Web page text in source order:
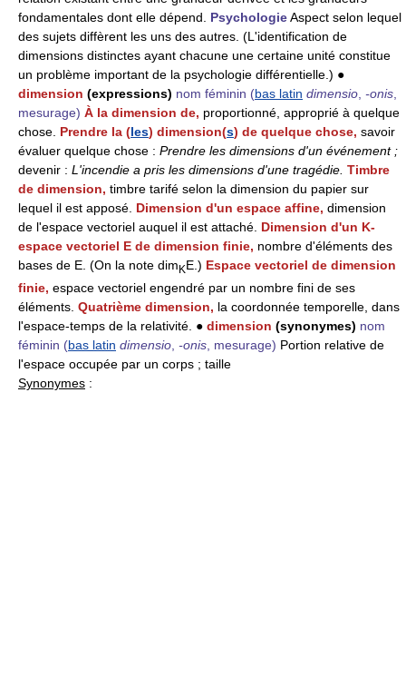
fondamentales dont elle dépend. PsychologieAspect selon lequel
des sujets diffèrent les uns des autres. (L'identification de
dimensions distinctes ayant chacune une certaine unité constitue
un problème important de la psychologie différentielle.) ●
dimension (expressions) nom féminin (bas latin dimensio, -onis,
mesurage) À la dimension de, proportionné, approprié à quelque
chose. Prendre la (les) dimension(s) de quelque chose, savoir
évaluer quelque chose : Prendre les dimensions d'un événement;
devenir : L'incendie a pris les dimensions d'une tragédie. Timbre
de dimension, timbre tarifé selon la dimension du papier sur
lequel il est apposé. Dimension d'un espace affine, dimension
de l'espace vectoriel auquel il est attaché. Dimension d'un K-
espace vectoriel E de dimension finie, nombre d'éléments des
bases de E. (On la note dim KE.) Espace vectoriel de dimension
finie, espace vectoriel engendré par un nombre fini de ses
éléments. Quatrième dimension, la coordonnée temporelle, dans
l'espace-temps de la relativité. ● dimension (synonymes) nom
féminin (bas latin dimensio -onis , mesurage) Portion relative de
l'espace occupée par un corps ; taille
Synonymes :